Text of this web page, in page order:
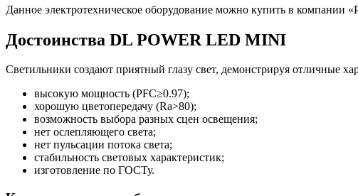
Данное электротехническое оборудование можно купить в компании
Достоинства DL POWER LED MINI
Светильники создают приятный глазу свет, демонстрируя отличные
высокую мощность (PFC≥0.97);
хорошую цветопередачу (Ra>80);
возможность выбора разных сцен освещения;
нет ослепляющего света;
нет пульсации потока света;
стабильность световых характеристик;
изготовление по ГОСТу.